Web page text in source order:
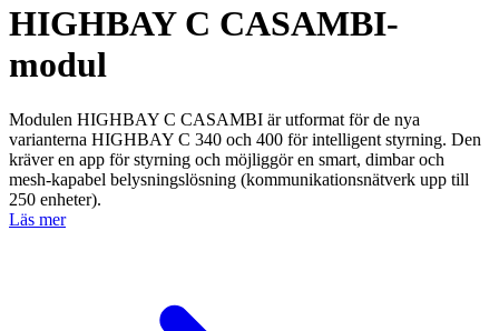
HIGHBAY C CASAMBI-
modul
Modulen HIGHBAY C CASAMBI är utformat för de nya
varianterna HIGHBAY C 340 och 400 för intelligent styrning. Den
kräver en app för styrning och möjliggör en smart, dimbar och
mesh-kapabel belysningslösning (kommunikationsnätverk upp till
250 enheter).
Läs mer